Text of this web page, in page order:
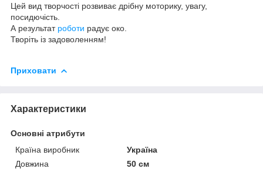
Цей вид творчості розвиває дрібну моторику, увагу,
посидючість.
А результат роботи радує око.
Творіть із задоволенням!
Приховати
Характеристики
Основні атрибути
Країна виробник
Україна
Довжина
50 см